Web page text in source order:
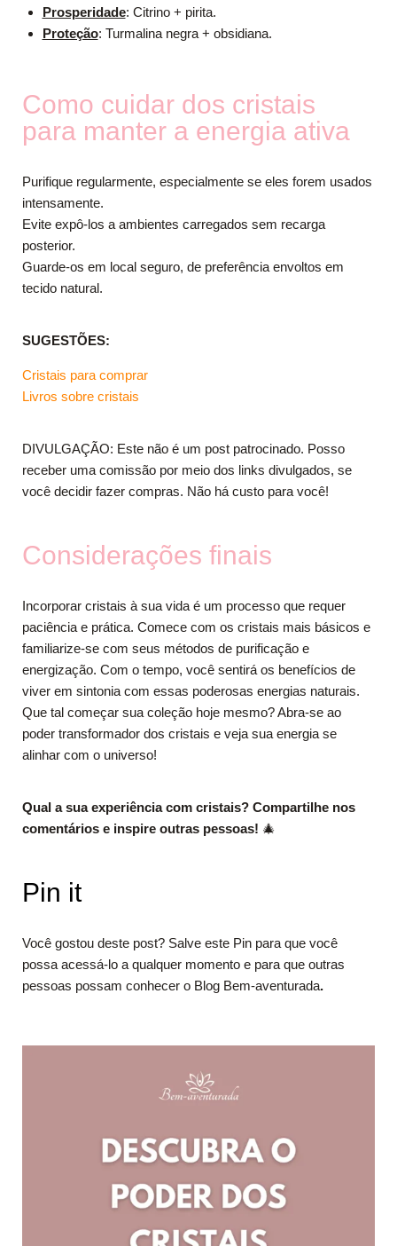
Prosperidade: Citrino + pirita.
Proteção: Turmalina negra + obsidiana.
Como cuidar dos cristais
para manter a energia ativa
Purifique regularmente, especialmente se eles forem usados
intensamente.
Evite expô-los a ambientes carregados sem recarga
posterior.
Guarde-os em local seguro, de preferência envoltos em
tecido natural.
SUGESTÕES:
Cristais para comprar
Livros sobre cristais
DIVULGAÇÃO: Este não é um post patrocinado. Posso
receber uma comissão por meio dos links divulgados, se
você decidir fazer compras. Não há custo para você!
Considerações finais
Incorporar cristais à sua vida é um processo que requer
paciência e prática. Comece com os cristais mais básicos e
familiarize-se com seus métodos de purificação e
energização. Com o tempo, você sentirá os benefícios de
viver em sintonia com essas poderosas energias naturais.
Que tal começar sua coleção hoje mesmo? Abra-se ao
poder transformador dos cristais e veja sua energia se
alinhar com o universo!
Qual a sua experiência com cristais? Compartilhe nos
comentários e inspire outras pessoas! 🎄
Pin it
Você gostou deste post? Salve este Pin para que você
possa acessá-lo a qualquer momento e para que outras
pessoas possam conhecer o Blog Bem-aventurada.